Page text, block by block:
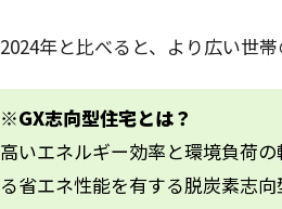
2024年と比べると、より広い世
※GX志向型住宅とは？
高いエネルギー効率と環境負荷
る省エネ性能を有する脱炭素志向